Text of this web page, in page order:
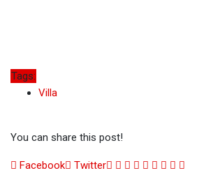
Tags:
Villa
You can share this post!
Facebook Twitter Google+
LinkedIn
Whatsapp
StumbleUpon
Tumblr
Pinterest
Reddit
Share